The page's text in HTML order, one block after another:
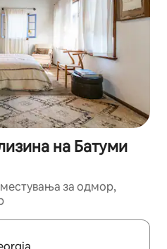
на Батуми
за одмор,
движете се со копчињата